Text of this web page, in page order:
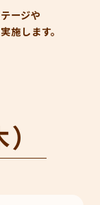
ージや
施します。